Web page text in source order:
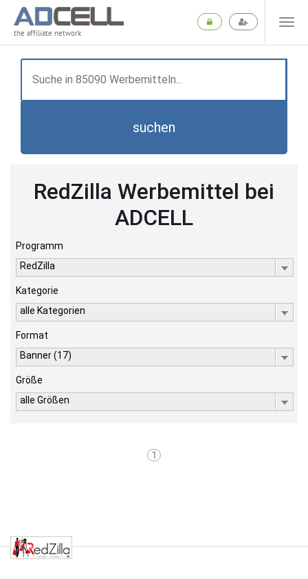
the affiliate network
suchen
RedZilla Werbemittel bei
ADCELL
Programm
RedZilla
Kategorie
alle Kategorien
Format
Banner (17)
Größe
alle Größen
1